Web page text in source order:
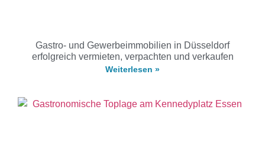
Gastro- und Gewerbeimmobilien in Düsseldorf
erfolgreich vermieten, verpachten und verkaufen
Weiterlesen »